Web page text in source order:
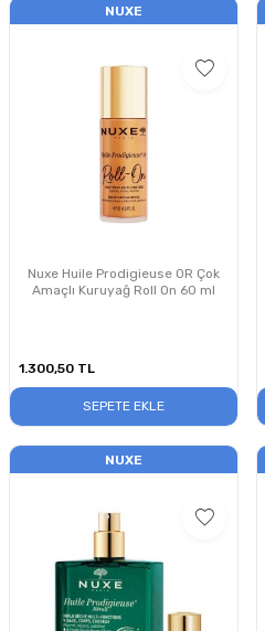
NUXE
Nuxe Huile Prodigieuse OR Çok
Amaçlı Kuruyağ Roll On 60 ml
1.300,50 TL
SEPETE EKLE
NUXE